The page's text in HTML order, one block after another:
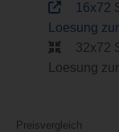
16x72
Loesung
32x72
Loesung
Preisvergleich